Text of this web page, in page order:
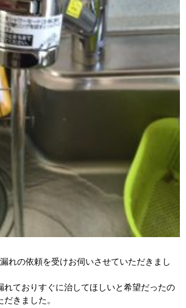
れの依頼を受けお伺いさせていただきまし
れておりすぐに治してほしいと希望だったの
きました。